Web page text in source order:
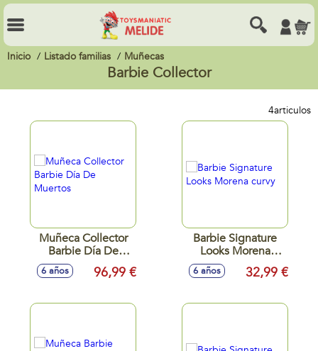
Inicio Listado familias Muñecas
Barbie Collector
4articulos
Muñeca Collector
Barbie Día De
Muertos
6 años 96,99 €
Barbie Signature
Looks Morena
curvy
6 años 32,99 €